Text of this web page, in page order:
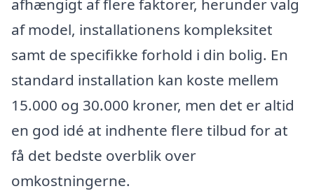
afhængigt af flere faktorer, herunder valg
af model, installationens kompleksitet
samt de specifikke forhold i din bolig. En
standard installation kan koste mellem
15.000 og 30.000 kroner, men det er altid
en god idé at indhente flere tilbud for at
få det bedste overblik over
omkostningerne.